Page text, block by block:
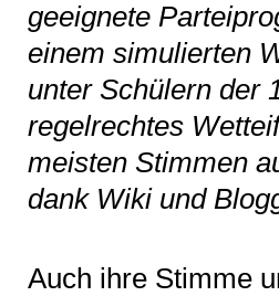
geeignete
einem simulierten
unter Schülern der
regelrechtes
meisten Stimmen
dank Wiki und
Auch ihre Stimme